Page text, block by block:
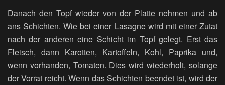
Danach den Topf wieder von der Platte nehmen und ab
ans Schichten. Wie bei einer Lasagne wird mit einer Zutat
nach der anderen eine Schicht im Topf gelegt. Erst das
Fleisch, dann Karotten, Kartoffeln, Kohl, Paprika und,
wenn vorhanden, Tomaten. Dies wird wiederholt, solange
der Vorrat reicht. Wenn das Schichten beendet ist, wird der